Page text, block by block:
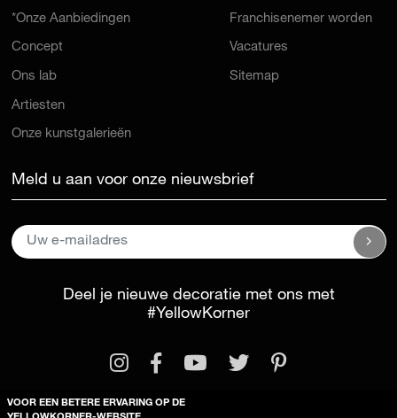
*Onze Aanbiedingen
Concept
Ons lab
Artiesten
Onze kunstgalerieën
Franchisenemer worden
Vacatures
Sitemap
Meld u aan voor onze nieuwsbrief
Deel je nieuwe decoratie met ons met
#YellowKorner
VOOR EEN BETERE ERVARING OP DE